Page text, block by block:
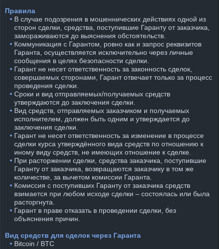
Правила
⠀• В случае подозрения в мошеннических действиях одной из
сторон сделки, средства, поступившие Гаранту от заказчика,
замораживаются до выяснения обстоятельств.
⠀• Коммуникация с Гарантом, ровно как и запрос реквизитов
Гаранта, осуществляется исключительно через личные
сообщения в целях безопасности сделки.
⠀• Гарант не несет ответственность за законность сделок,
совершаемых сторонами, Гарант отвечает только за процесс
проведения сделки.
⠀• Сроки и вид отправляемых/получаемых средств
утверждаются до заключения сделки.
⠀• Вид средств, отправляемых заказчиком и получаемых
исполнителем, должен быть одним и утверждается до
заключения сделки.
⠀• Гарант не несет ответственность за изменение в процессе
сделки курса утверждённого вида средств по отношению к
иному виду средств, не имеющих отношение к сделке.
⠀• При расторжении сделки, средства заказчика, поступившие
Гаранту от заказчика, возвращаются заказчику в том же
количестве, за вычетом комиссии Гаранта.
⠀• Комиссия с поступивших Гаранту от заказчика средств
взимается при любом исходе сделки – состоялась или была
расторгнута.
⠀• Гарант в праве отказать в проведении сделки, без
объяснения причин.
Вид средств для сделок через Гаранта
⠀• Bitcoin / BTC